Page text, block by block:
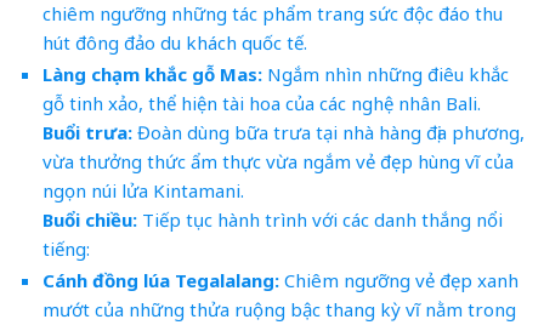
chiêm ngưỡng những tác phẩm trang sức độc đáo thu
hút đông đảo du khách quốc tế.
Làng chạm khắc gỗ Mas:Ngắm nhìn những điêu khắc
gỗ tinh xảo, thể hiện tài hoa của các nghệ nhân Bali.
Buổi trưa:Đoàn dùng bữa trưa tại nhà hàng địa phương,
vừa thưởng thức ẩm thực vừa ngắm vẻ đẹp hùng vĩ của
ngọn núi lửa Kintamani.
Buổi chiều:Tiếp tục hành trình với các danh thắng nổi
tiếng:
Cánh đồng lúa Tegalalang:Chiêm ngưỡng vẻ đẹp xanh
mướt của những thửa ruộng bậc thang kỳ vĩ nằm trong